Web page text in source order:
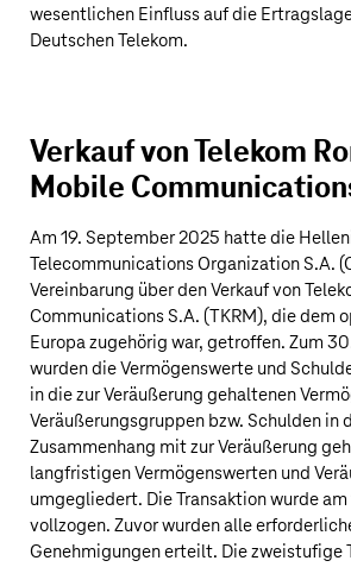
wesentlichen Einfluss auf die
Deutschen Telekom.
Verkauf von Telekom
Mobile
Am 19. September 2025 hatte die
Telecommunications Organization S.A.
Vereinbarung über den Verkauf von
Communications S.A. (TKRM), die dem
Europa zugehörig war, getroffen. Zum
wurden die Vermögenswerte und
in die zur Veräußerung gehaltenen
Veräußerungsgruppen bzw. Schulden in
Zusammenhang mit zur Veräußerung
langfristigen Vermögenswerten und
umgegliedert. Die Transaktion wurde am
vollzogen. Zuvor wurden alle
Genehmigungen erteilt. Die zweistufige